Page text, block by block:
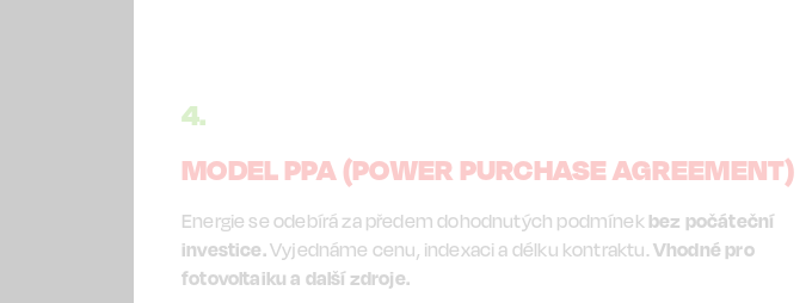
4.
MODEL PPA (POWER PURCHASE AGREEMENT)
Energie se odebírá za předem dohodnutých podmínek bez počáteční
investice.Vyjednáme cenu, indexaci a délku kontraktu. Vhodné pro
fotovoltaiku a další zdroje.